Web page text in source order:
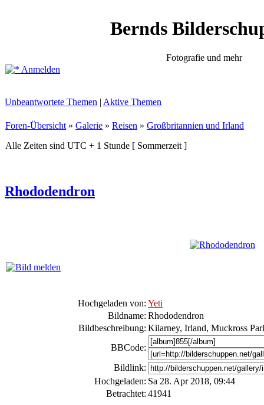
Bernds
Fotografie und mehr
Anmelden
Unbeantwortete Themen | Aktive Themen
Foren-Übersicht » Galerie » Reisen » Großbritannien und Irland
Alle Zeiten sind UTC + 1 Stunde [ Sommerzeit ]
Rhododendron
Hochgeladen von: Yeti
Bildname: Rhododendron
Bildbeschreibung: Kilarney, Irland, Muckross
BBCode:
Bildlink:
Hochgeladen: Sa 28. Apr 2018, 09:44
Betrachtet: 41941